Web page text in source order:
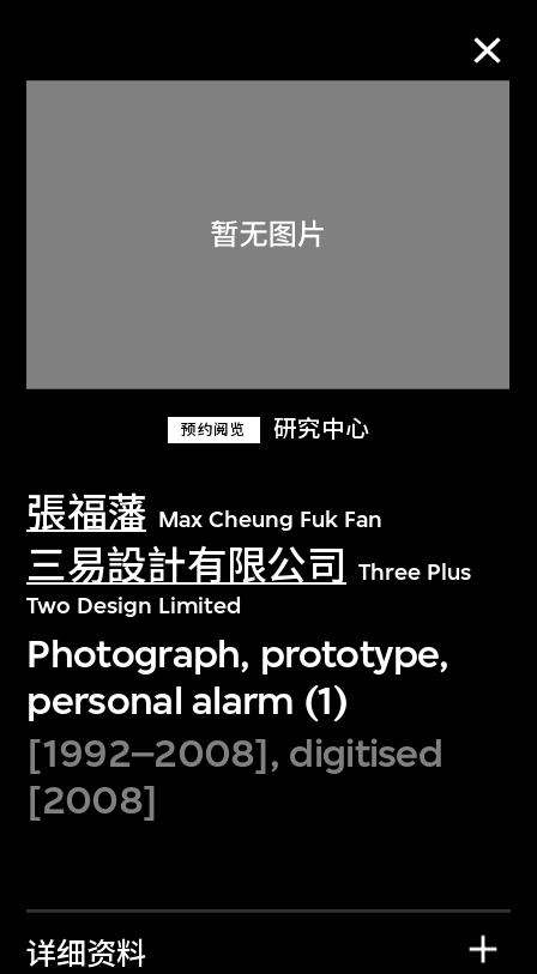
预约阅览 研究中心
張福藩 Max Cheung Fuk Fan
三易設計有限公司
Three Plus
Two Design Limited
Photograph, prototype,
personal alarm (1)
[1992–2008], digitised
[2008]
详细资料
关于M+藏品
探索世界顶级的二十及二十一世纪视觉
文化藏品。